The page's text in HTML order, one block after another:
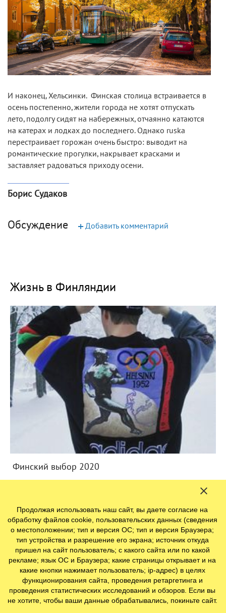
И наконец, Хельсинки. Финская столица встраивается в
осень постепенно, жители города не хотят отпускать
лето, подолгу сидят на набережных, отчаянно катаются
на катерах и лодках до последнего. Однако ruska
перестраивает горожан очень быстро: выводит на
романтические прогулки, накрывает красками и
заставляет радоваться приходу осени.
Борис Судаков
Обсуждение +Добавить комментарий
Жизнь в Финляндии
Финский выбор 2020
Продолжая использовать наш сайт, вы даете согласие на
обработку файлов cookie, пользовательских данных (сведения
о местоположении; тип и версия ОС; тип и версия Браузера;
тип устройства и разрешение его экрана; источник откуда
пришел на сайт пользователь; с какого сайта или по какой
рекламе; язык ОС и Браузера; какие страницы открывает и на
какие кнопки нажимает пользователь; ip-адрес) в целях
функционирования сайта, проведения ретаргетинга и
проведения статистических исследований и обзоров. Если вы
не хотите, чтобы ваши данные обрабатывались, покиньте сайт.